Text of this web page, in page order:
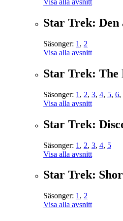
Visa alla avsnitt
Star Trek: Den
Säsonger: 1 , 2
Visa alla avsnitt
Star Trek: The
Säsonger: 1 , 2, 3, 4, 5, 6,
Visa alla avsnitt
Star Trek:
Säsonger: 1 , 2, 3, 4, 5
Visa alla avsnitt
Star Trek:
Säsonger: 1 , 2
Visa alla avsnitt